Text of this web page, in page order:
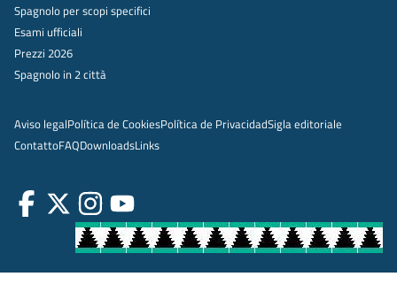
Spagnolo per scopi specifici
Esami ufficiali
Prezzi 2026
Spagnolo in 2 città
Aviso legalPolítica de CookiesPolítica de PrivacidadSigla editoriale
ContattoFAQDownloadsLinks